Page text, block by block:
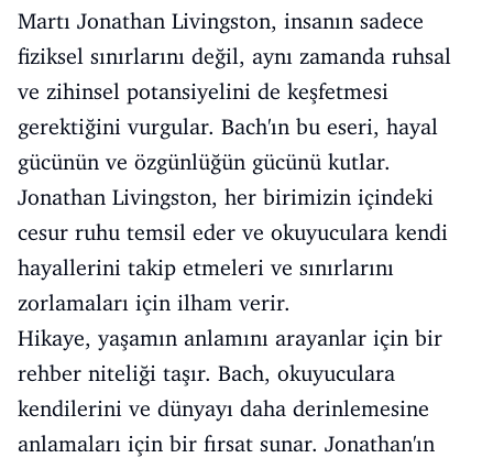
Martı Jonathan Livingston, insanın sadece
fiziksel sınırlarını değil, aynı zamanda ruhsal
ve zihinsel potansiyelini de keşfetmesi
gerektiğini vurgular. Bach'ın bu eseri, hayal
gücünün ve özgünlüğün gücünü kutlar.
Jonathan Livingston, her birimizin içindeki
cesur ruhu temsil eder ve okuyuculara kendi
hayallerini takip etmeleri ve sınırlarını
zorlamaları için ilham verir.
Hikaye, yaşamın anlamını arayanlar için bir
rehber niteliği taşır. Bach, okuyuculara
kendilerini ve dünyayı daha derinlemesine
anlamaları için bir fırsat sunar. Jonathan'ın